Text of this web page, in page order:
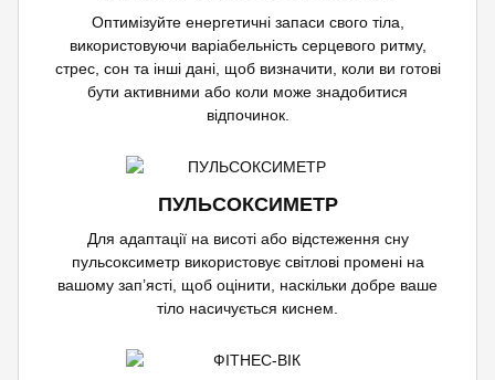
Оптимізуйте енергетичні запаси свого тіла,
використовуючи варіабельність серцевого ритму,
стрес, сон та інші дані, щоб визначити, коли ви готові
бути активними або коли може знадобитися
відпочинок.
ПУЛЬСОКСИМЕТР
Для адаптації на висоті або відстеження сну
пульсоксиметр використовує світлові промені на
вашому зап’ясті, щоб оцінити, наскільки добре ваше
тіло насичується киснем.